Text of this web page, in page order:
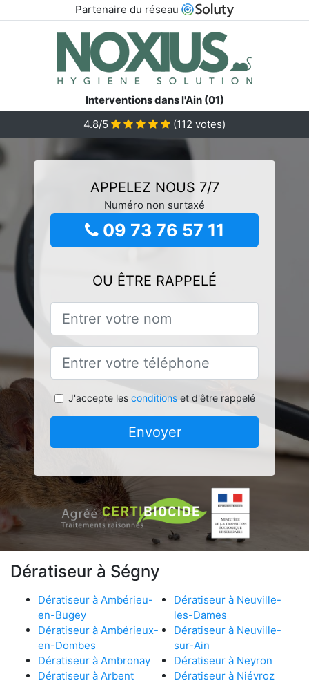
Partenaire du réseau
Interventions dans l'Ain (01)
4.8/5
(112 votes)
APPELEZ NOUS 7/7
Numéro non surtaxé
09 73 76 57 11
OU ÊTRE RAPPELÉ
J'accepte les conditionset d'être rappelé
Envoyer
Dératiseur à Ségny
Dératiseur à Ambérieu-
en-Bugey
Dératiseur à Ambérieux-
en-Dombes
Dératiseur à Ambronay
Dératiseur à Arbent
Dératiseur à Neuville-
les-Dames
Dératiseur à Neuville-
sur-Ain
Dératiseur à Neyron
Dératiseur à Niévroz